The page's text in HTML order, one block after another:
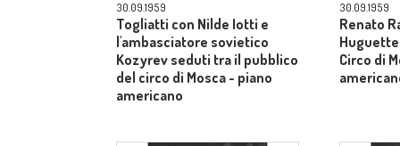
30.09.1959
Togliatti con Nilde Iotti e
l'ambasciatore sovietico
Kozyrev seduti tra il pubblico
del circo di Mosca - piano
americano
30.09.1959
Renato
Circo di